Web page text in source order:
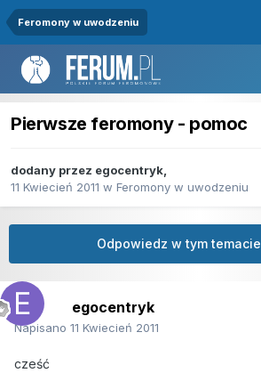
Feromony w uwodzeniu
Pierwsze feromony - pomoc
dodany przez egocentryk,
11 Kwiecień 2011 w Feromony w uwodzeniu
Odpowiedz w tym temacie
egocentryk
Napisano 11 Kwiecień 2011
cześć